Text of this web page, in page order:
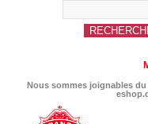
Nous sommes joignables du